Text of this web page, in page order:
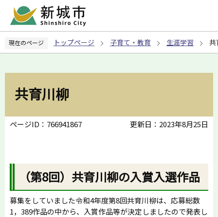
ペ
の
現在のページ トップページ 子育て・教育 生涯学習 共
共育川柳
ページID：766941867 更新日：2023年8月25日
（第8回）共育川柳の入賞入選作品
募集をしていました令和4年度第8回共育川柳は、応募総数
1，389作品の中から、入賞作品等が決定しましたので発表し